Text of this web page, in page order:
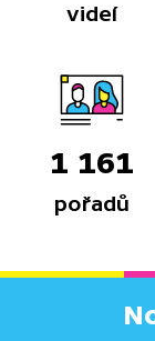
videí
1 161
pořadů